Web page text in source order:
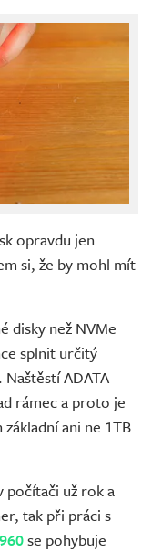
opravdu jen
si, že by mohl mít
disky než NVMe
splnit určitý
ADATA
rámec a proto je
ani ne 1TB
počítači už rok a
tak při práci s
960se pohybuje